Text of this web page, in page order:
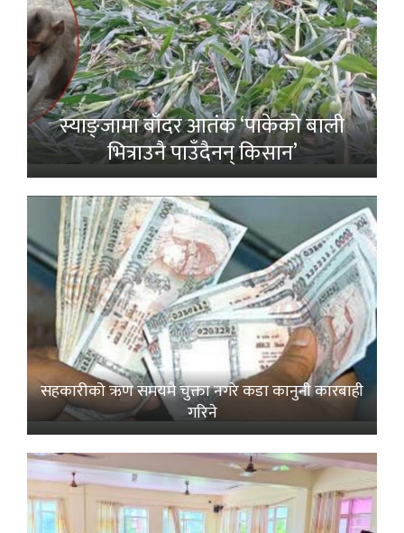
स्याङ्जामा बाँदर आतंक ‘पाकेको बाली
भित्राउनै पाउँदैनन् किसान’
सहकारीको ऋण समयमै चुक्ता नगरे कडा कानुनी कारबाही
गरिने